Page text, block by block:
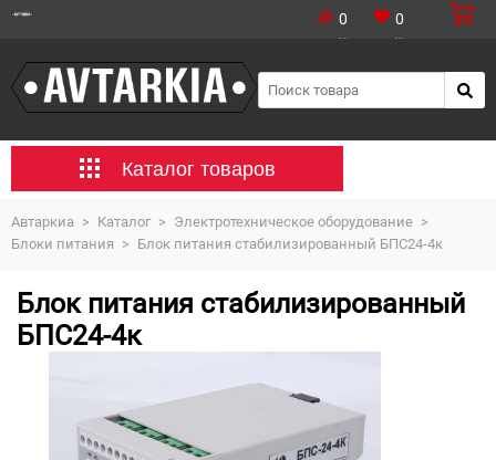
0 0
Каталог товаров
Автаркиа > Каталог > Электротехническое оборудование >
Блоки питания > Блок питания стабилизированный БПС24-4к
Блок питания стабилизированный
БПС24-4к